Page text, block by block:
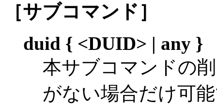
［サブコマンド］
duid { <DUID> | any }
本サブコマンドの
がない場合だけ可